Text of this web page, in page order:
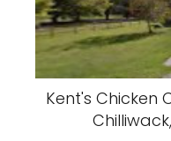
Kent's Chicken